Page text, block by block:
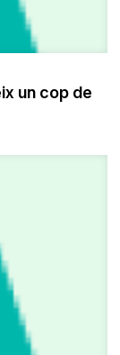
un cop de